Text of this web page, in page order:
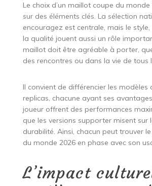
Le choix d’un maillot coupe du
sur des éléments clés. La sélection
encouragez est centrale, mais le style,
la qualité jouent aussi un rôle
maillot doit être agréable à porter,
des rencontres ou dans la vie de tous
Il convient de différencier les modèles
replicas, chacune ayant ses
joueur offrent des performances
que les versions supporter misent sur
durabilité. Ainsi, chacun peut trouver
du monde 2026 en phase avec son
L’impact